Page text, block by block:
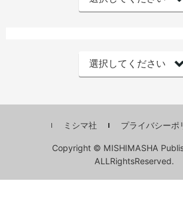
ミシマ社 プライバシーポ
Copyright © MISHIMASHA
ALLRightsReserved.